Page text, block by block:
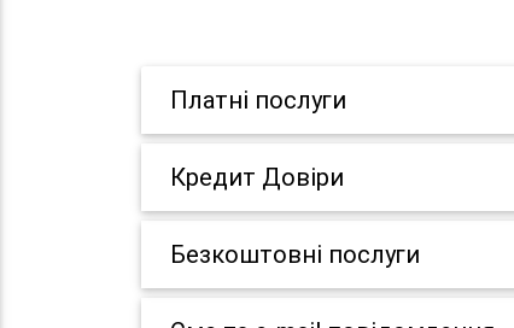
Платні послуги
Кредит Довіри
Безкоштовні послуги